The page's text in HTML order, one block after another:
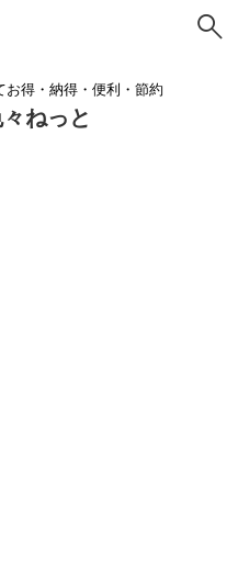
お得・納得・便利・節約
ねっと